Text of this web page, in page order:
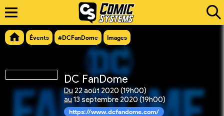
Évents #DCFanDome Images
DC FanDome
Du 22 août 2020 (19h00)
au13 septembre 2020 (19h00)
https://www.dcfandome.com/